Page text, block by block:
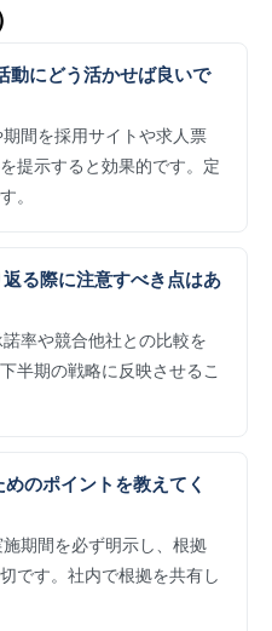
動にどう活かせば良いで
間を採用サイトや求人票
提示すると効果的です。定
。
る際に注意すべき点はあ
率や競合他社との比較を
半期の戦略に反映させるこ
のポイントを教えてく
期間を必ず明示し、根拠
です。社内で根拠を共有し